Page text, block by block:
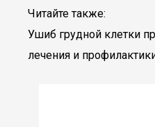
Читайте также:
Ушиб грудной клетки
лечения и